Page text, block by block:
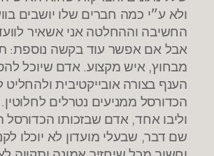
ולא ע״י כמה חברים שלו יושבים
החשיבה וההחלטה אני אשאיר
אבל אם אפשר עוד בקשה נוספת:
מבחוץ, איש מקצוע. אדם שיוכל
הענף בצורה אובייקטיבית ולהחליט
הכדורסל ממניעים נטרלים
וליבו אחד, אדם שבזכותו הכדורסל
שם דבר, שבעלי מועדון לא יוכלו